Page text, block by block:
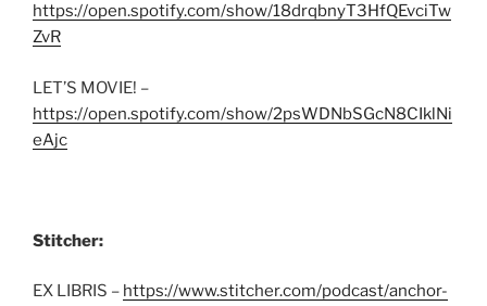
https://open.spotify.com/show/18drqbnyT3HfQEvciTw
ZvR
LET’S MOVIE! –
https://open.spotify.com/show/2psWDNbSGcN8CIklNi
eAjc
Stitcher:
EX LIBRIS – https://www.stitcher.com/podcast/anchor-